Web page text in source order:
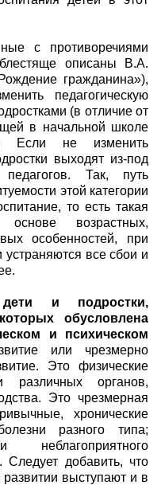
с противоречиями
описаны В.А.
гражданина»),
педагогическую
(в отличие от
в начальной школе
Если не изменить
выходят из-под
Так, путь
этой категории
то есть такая
возрастных,
особенностей, при
все сбои и
и подростки,
обусловлена
и психическом
или чрезмерно
Это физические
различных органов,
Это чрезмерная
хронические
разного типа;
неблагоприятного
Следует добавить, что
выступают и в